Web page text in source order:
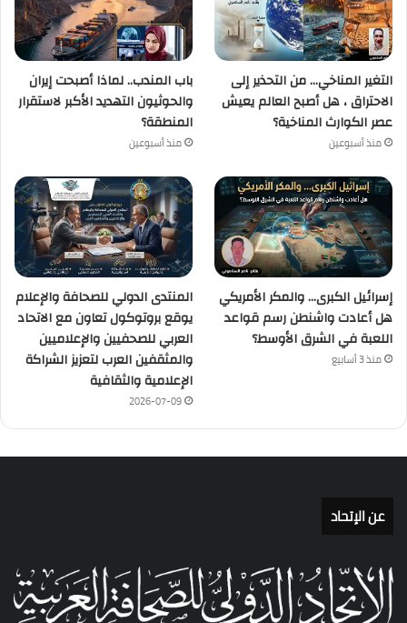
التغير المناخي… من التحذير إلى
الاحتراق ، هل أصبح العالم يعيش
عصر الكوارث المناخية؟
منذ أسبوعين
باب المندب.. لماذا أصبحت إيران
والحوثيون التهديد الأكبر لاستقرار
المنطقة؟
منذ أسبوعين
إسرائيل الكبرى… والمكر الأمريكي
هل أعادت واشنطن رسم قواعد
اللعبة في الشرق الأوسط؟
منذ 3 أسابيع
المنتدى الدولي للصحافة والإعلام
يوقع بروتوكول تعاون مع الاتحاد
العربي للصحفيين والإعلاميين
والمثقفين العرب لتعزيز الشراكة
الإعلامية والثقافية
2026-07-09
عن الإتحاد